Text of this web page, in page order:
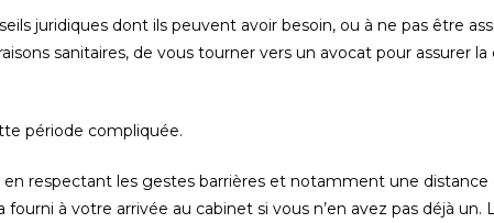
juridiques dont ils peuvent avoir besoin, ou à ne pas être
sanitaires, de vous tourner vers un avocat pour assurer
période compliquée.
respectant les gestes barrières et notamment une distance
à votre arrivée au cabinet si vous n’en avez pas déjà